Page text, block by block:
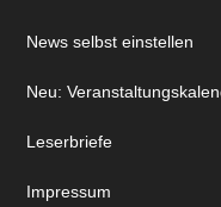
News selbst einstellen
Neu:
Leserbriefe
Impressum